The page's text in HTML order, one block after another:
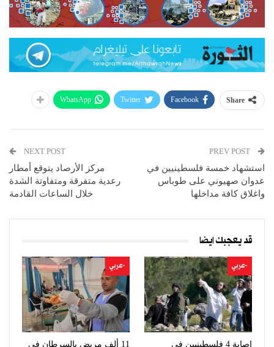
Share
Facebook
Twitter
WhatsApp
استشهاد خمسة فلسطينيين في
عدوان صهيوني على طوباس
واغلاق كافة مداخلها
NEXT POST
مركز الأرصاد يتوقع أمطار
رعدية متفرقة ومتفاوتة الشدة
خلال الساعات القادمة
قد يعجبك ايضا
-عربي
إصابة 4 فلسطينيين في
-عربي
11 ألف مريض بالسرطان في